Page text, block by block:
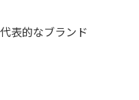
表的なブランド